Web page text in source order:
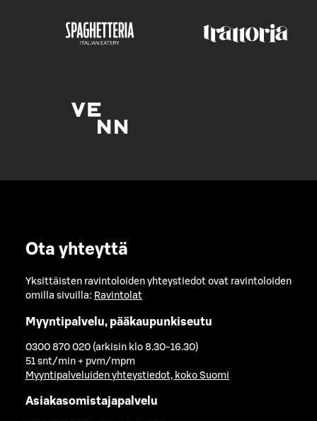
Ota yhteyttä
Yksittäisten ravintoloiden yhteystiedot ovat ravintoloiden
omilla sivuilla: Ravintolat
Myyntipalvelu, pääkaupunkiseutu
0300 870 020 (arkisin klo 8.30-16.30)
51 snt/min + pvm/mpm
Myyntipalveluiden yhteystiedot, koko Suomi
Asiakasomistajapalvelu